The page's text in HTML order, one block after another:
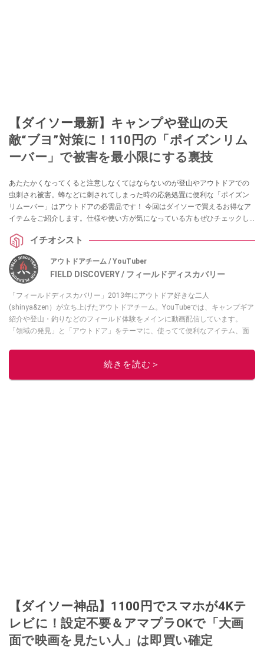
【ダイソー最新】キャンプや登山の天
敵“ブヨ”対策に！110円の「ポイズンリム
ーバー」で被害を最小限にする裏技
あたたかくなってくると注意しなくてはならないのが登山やアウトドアでの
虫刺され被害。蜂などに刺されてしまった時の応急処置に便利な「ポイズン
リムーバー」はアウトドアの必需品です！ 今回はダイソーで買えるお得なア
イテムをご紹介します。仕様や使い方が気になっている方もぜひチェックし
イチオシスト
アウトドアチーム / YouTuber
FIELD DISCOVERY / フィールドディスカバリー
「フィールドディスカバリー」2013年にアウトドア好きな二人
(shinya&zen）が立ち上げたアウトドアチーム。YouTubeでは、キャンプギア
紹介や登山・釣りなどのフィールド体験をメインに動画配信しています。
「領域の発見」と「アウトドア」をテーマに、使ってて便利なアイテム、面
・YouTubeチャンネルは
続きを読む＞
【ダイソー神品】1100円でスマホが4Kテ
レビに！設定不要＆アマプラOKで「大画
面で映画を見たい人」は即買い確定